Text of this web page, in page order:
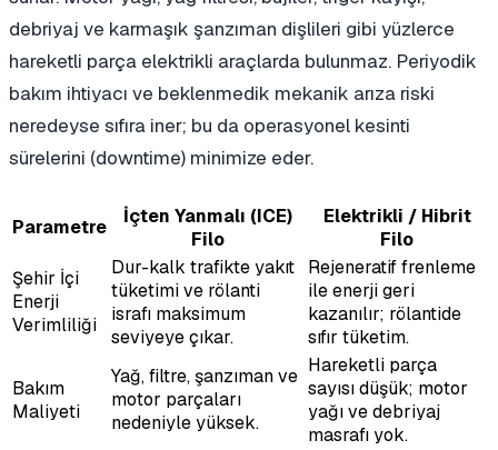
debriyaj ve karmaşık şanzıman dişlileri gibi yüzlerce
hareketli parça elektrikli araçlarda bulunmaz. Periyodik
bakım ihtiyacı ve beklenmedik mekanik arıza riski
neredeyse sıfıra iner; bu da operasyonel kesinti
sürelerini (downtime) minimize eder.
Parametre
İçten Yanmalı (ICE)
Filo
Elektrikli / Hibrit
Filo
Şehir İçi
Enerji
Verimliliği
Dur-kalk trafikte yakıt
tüketimi ve rölanti
israfı maksimum
seviyeye çıkar.
Rejeneratif frenleme
ile enerji geri
kazanılır; rölantide
sıfır tüketim.
Bakım
Maliyeti
Yağ, filtre, şanzıman ve
motor parçaları
nedeniyle yüksek.
Hareketli parça
sayısı düşük; motor
yağı ve debriyaj
masrafı yok.